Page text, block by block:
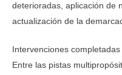
deterioradas, aplicación de
actualización de la
Intervenciones completadas
Entre las pistas